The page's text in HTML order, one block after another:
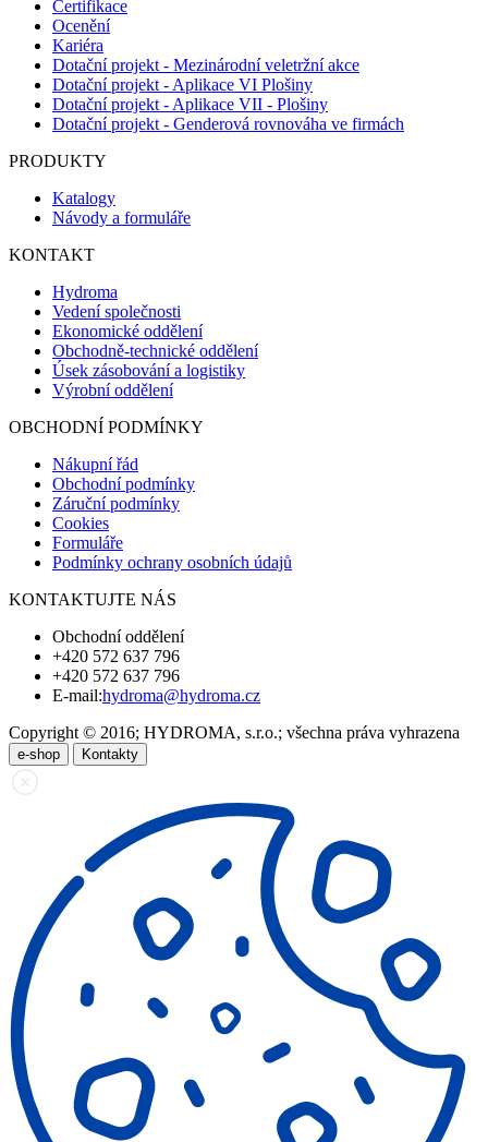
Certifikace
Ocenění
Kariéra
Dotační projekt - Mezinárodní veletržní akce
Dotační projekt - Aplikace VI Plošiny
Dotační projekt - Aplikace VII - Plošiny
Dotační projekt - Genderová rovnováha ve firmách
PRODUKTY
Katalogy
Návody a formuláře
KONTAKT
Hydroma
Vedení společnosti
Ekonomické oddělení
Obchodně-technické oddělení
Úsek zásobování a logistiky
Výrobní oddělení
OBCHODNÍ PODMÍNKY
Nákupní řád
Obchodní podmínky
Záruční podmínky
Cookies
Formuláře
Podmínky ochrany osobních údajů
KONTAKTUJTE NÁS
Obchodní oddělení
+420 572 637 796
+420 572 637 796
E-mail:hydroma@hydroma.cz
Copyright © 2016; HYDROMA, s.r.o.; všechna práva vyhrazena
e-shop Kontakty